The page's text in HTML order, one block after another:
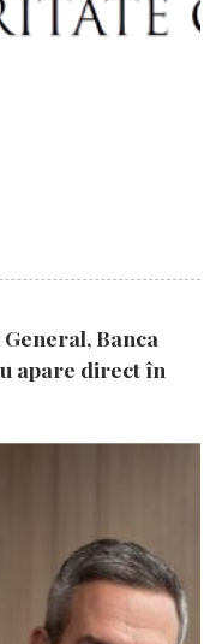
Banca
apare direct în